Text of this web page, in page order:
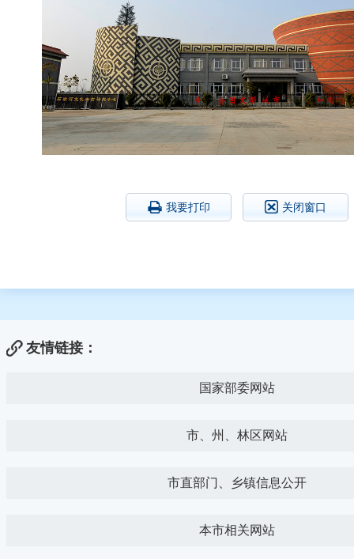
我要打印 关闭窗口
友情链接：
国家部委网站
市、州、林区网站
市直部门、乡镇信息公开
本市相关网站